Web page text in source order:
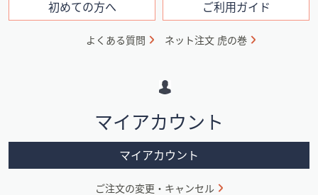
ン
初めての方へ ご利用ガイド
よくある質問 ネット注文 虎の巻
マイアカウント
マイアカウント
ご注文の変更・キャンセル